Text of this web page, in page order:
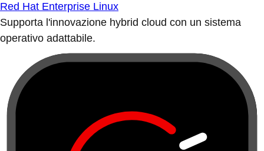
Red Hat Enterprise Linux
Supporta l'innovazione hybrid cloud con un sistema
operativo adattabile.